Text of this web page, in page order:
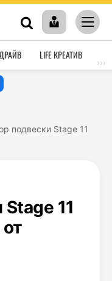
LIFE КРЕАТИВ
›››
подвески Stage 11
11